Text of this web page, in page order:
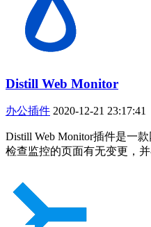
Distill Web Monitor
办公插件 2020-12-21 23:17:41
Distill Web Monitor插件是一
检查监控的页面有无变更，